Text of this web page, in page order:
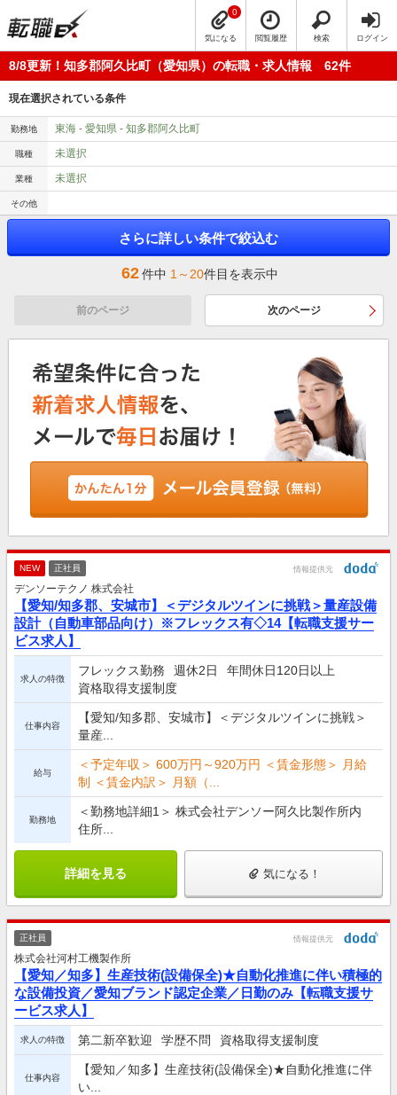
気になる
0
閲覧履歴 検索 ログイン
8/8更新！知多郡阿久比町（愛知県）の転職・求人情報 62件
現在選択されている条件
勤務地 東海 - 愛知県 - 知多郡阿久比町
職種 未選択
業種 未選択
その他
さらに詳しい条件で絞込む
62件中 1～20件目を表示中
前のページ 次のページ
NEW 正社員 情報提供元
デンソーテクノ 株式会社
【愛知/知多郡、安城市】＜デジタルツインに挑戦＞量産設備
設計（自動車部品向け）※フレックス有◇14【転職支援サー
ビス求人】
求人の特徴
フレックス勤務 週休2日
年間休日120日以上
資格取得支援制度
仕事内容
【愛知/知多郡、安城市】＜デジタルツインに挑戦＞
量産...
給与
＜予定年収＞ 600万円～920万円 ＜賃金形態＞ 月給
制 ＜賃金内訳＞ 月額（...
勤務地
＜勤務地詳細1＞ 株式会社デンソー阿久比製作所内
住所...
詳細を見る 気になる！
正社員 情報提供元
株式会社河村工機製作所
【愛知／知多】生産技術(設備保全)★自動化推進に伴い積極的
な設備投資／愛知ブランド認定企業／日勤のみ【転職支援サ
ービス求人】
求人の特徴 第二新卒歓迎 学歴不問 資格取得支援制度
仕事内容
【愛知／知多】生産技術(設備保全)★自動化推進に伴
い...